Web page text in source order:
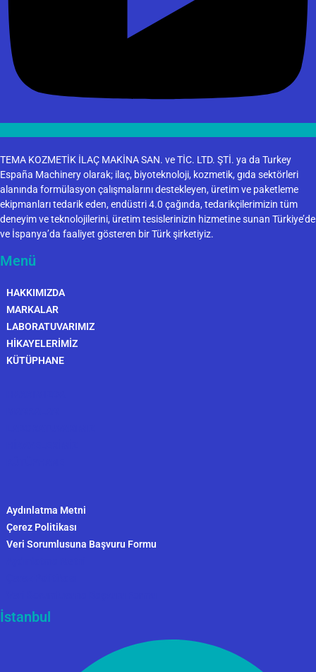
TEMA KOZMETİK İLAÇ MAKİNA SAN. ve TİC. LTD. ŞTİ. ya da Turkey
España Machinery olarak; ilaç, biyoteknoloji, kozmetik, gıda sektörleri
alanında formülasyon çalışmalarını destekleyen, üretim ve paketleme
ekipmanları tedarik eden, endüstri 4.0 çağında, tedarikçilerimizin tüm
deneyim ve teknolojilerini, üretim tesislerinizin hizmetine sunan Türkiye’de
ve İspanya’da faaliyet gösteren bir Türk şirketiyiz.
Menü
HAKKIMIZDA
MARKALAR
LABORATUVARIMIZ
HİKAYELERİMİZ
KÜTÜPHANE
Aydınlatma Metni
Çerez Politikası
Veri Sorumlusuna Başvuru Formu
İstanbul